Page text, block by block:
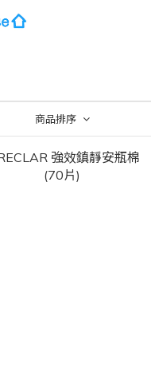
商品排序